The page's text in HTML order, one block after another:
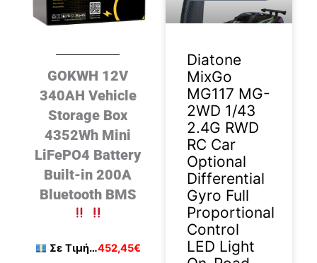
GOKWH 12V
340AH Vehicle
Storage Box
4352Wh Mini
LiFePO4 Battery
Built-in 200A
Bluetooth BMS
Σε Τιμή…452,45€
Diatone
MixGo
MG117 MG-
2WD 1/43
2.4G RWD
RC Car
Optional
Differential
Gyro Full
Proportional
Control
LED Light